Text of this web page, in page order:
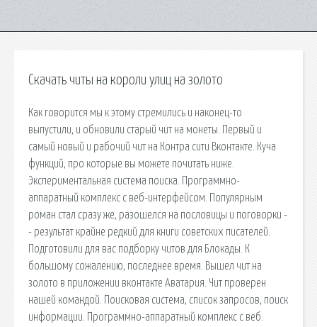
Скачать читы на короли улиц на золото
Как говорится мы к этому стремились и наконец-то
выпустили, и обновили старый чит на монеты. Первый и
самый новый и рабочий чит на Контра сити Вконтакте. Куча
функций, про которые вы можете почитать ниже.
Экспериментальная система поиска. Программно-
аппаратный комплекс с веб-интерфейсом. Популярным
роман стал сразу же, разошелся на пословицы и поговорки -
- результат крайне редкий для книги советских писателей.
Подготовили для вас подборку читов для Блокады. К
большому сожалению, последнее время. Вышел чит на
золото в приложении вконтакте Аватария. Чит проверен
нашей командой. Поисковая сиcтема, список запросов, поиск
информации. Программно-аппаратный комплекс с веб.